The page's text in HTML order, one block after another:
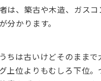
は、築古や木造、ガス
分かります。
ちは古いけどそのまま
上位よりもむしろ下位